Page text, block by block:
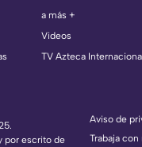
a más +
Videos
TV Azteca
por escrito de
Aviso de
Trabaja con